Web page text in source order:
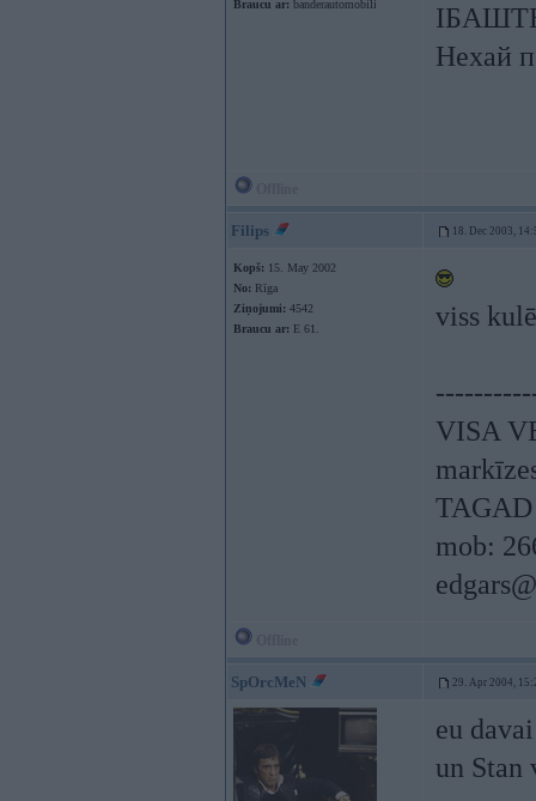
Braucu ar: banderautomobili
Нехай
Filips 18. Dec 2003,
Kopš: 15. May 2002
No: Rīga
Ziņojumi: 4542
Braucu ar: E 61. viss
VISA
mob:
SpOrcMeN 29. Apr 2004,
eu
un Stan